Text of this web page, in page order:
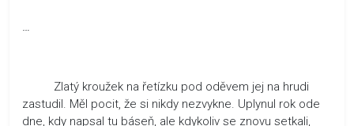
…
Zlatý kroužek na řetízku pod oděvem jej na hrudi
zastudil. Měl pocit, že si nikdy nezvykne. Uplynul rok ode
dne, kdy napsal tu báseň, ale kdykoliv se znovu setkali,